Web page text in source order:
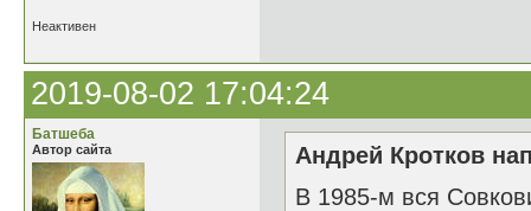
Неактивен
2019-08-02 17:04:24
Батшеба
Автор сайта
Андрей Кротков
В 1985-м вся